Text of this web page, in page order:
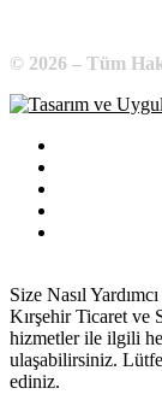
© 2026 – Tüm
Size Nasıl
Kırşehir Ticaret ve
hizmetler ile ilgili
ulaşabilirsiniz.
ediniz.